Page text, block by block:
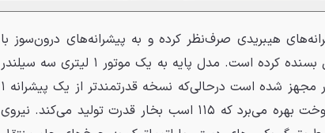
هیبریدی صرف‌نظر کرده و به پیشرانه‌های درون‌سوز با
قابلیت سوخت ترکیبی بنزین و اتانول بسنده کرده است. مدل پایه به یک موتور ۱ لیتری سه سیلندر
تنفس طبیعی با قدرت ۸۰ اسب بخار مجهز شده است درحالی‌که نسخه قدرتمندتر از یک پیشرانه ۱
لیتری توربوشارژ با تزریق مستقیم سوخت بهره می‌برد که ۱۱۵ اسب بخار قدرت تولید می‌کند. نیروی